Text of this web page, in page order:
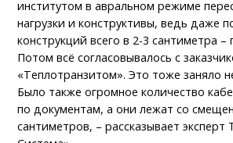
институтом в авральном режиме
нагрузки и конструктивы, ведь даже
конструкций всего в 2-3 сантиметра –
Потом всё согласовывалось с
«Теплотранзитом». Это тоже заняло
Было также огромное количество
по документам, а они лежат со
сантиметров, – рассказывает